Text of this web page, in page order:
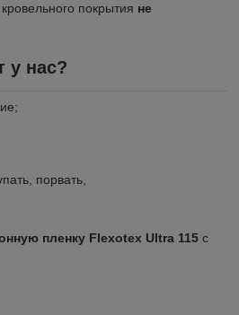
покрытия не
у нас?
порвать,
пленку Flexotex Ultra 115 с